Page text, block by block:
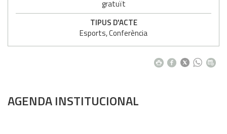
AGENDA INSTITUCIONAL
gratuït
TIPUS D'ACTE
Esports, Conferència